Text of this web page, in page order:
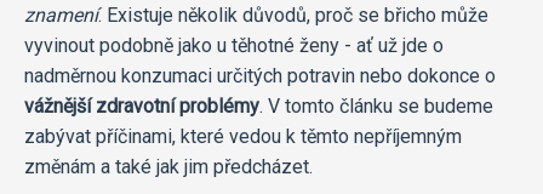
znamení. Existuje několik důvodů, proč se břicho může
vyvinout podobně jako u těhotné ženy - ať už jde o
nadměrnou konzumaci určitých potravin nebo dokonce o
vážnější zdravotní problémy. V tomto článku se budeme
zabývat příčinami, které vedou k těmto nepříjemným
změnám a také jak jim předcházet.